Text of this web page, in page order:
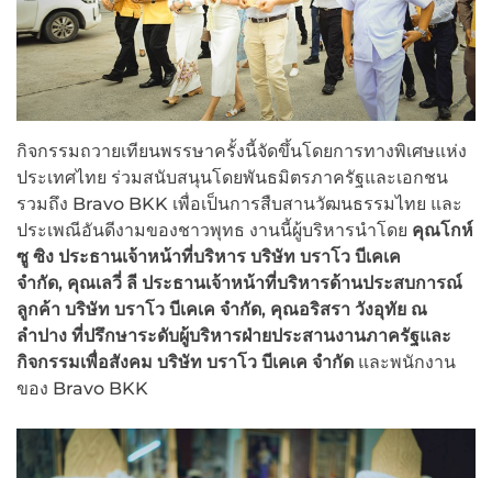
กิจกรรมถวายเทียนพรรษาครั้งนี้จัดขึ้นโดยการทางพิเศษแห่ง
ประเทศไทย ร่วมสนับสนุนโดยพันธมิตรภาครัฐและเอกชน
รวมถึง Bravo BKK เพื่อเป็นการสืบสานวัฒนธรรมไทย และ
ประเพณีอันดีงามของชาวพุทธ งานนี้ผู้บริหารนำโดย คุณโกห์
ซู ซิง ประธานเจ้าหน้าที่บริหาร บริษัท บราโว บีเคเค
จำกัด, คุณเลวี่ ลี ประธานเจ้าหน้าที่บริหารด้านประสบการณ์
ลูกค้า บริษัท บราโว บีเคเค จำกัด, คุณอริสรา วังอุทัย ณ
ลำปาง ที่ปรึกษาระดับผู้บริหารฝ่ายประสานงานภาครัฐและ
กิจกรรมเพื่อสังคม บริษัท บราโว บีเคเค จำกัด และพนักงาน
ของ Bravo BKK